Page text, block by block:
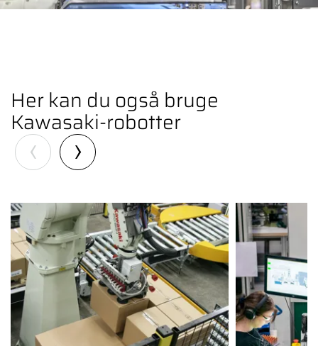
Her kan du også bruge
Kawasaki-robotter